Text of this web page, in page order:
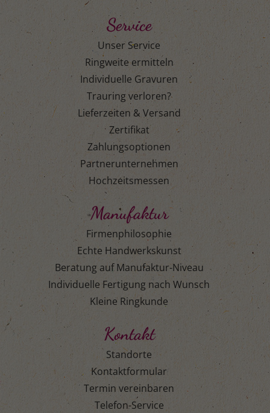
Service
Unser Service
Ringweite ermitteln
Individuelle Gravuren
Trauring verloren?
Lieferzeiten & Versand
Zertifikat
Zahlungsoptionen
Partnerunternehmen
Hochzeitsmessen
Manufaktur
Firmenphilosophie
Echte Handwerkskunst
Beratung auf Manufaktur-Niveau
Individuelle Fertigung nach Wunsch
Kleine Ringkunde
Kontakt
Standorte
Kontaktformular
Termin vereinbaren
Telefon-Service